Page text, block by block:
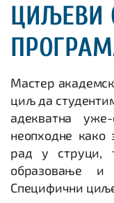
ЦИЉЕВИ
Мастер
циљ да
адекватна
неопходне како
рад у струци,
образовање и
Специфични